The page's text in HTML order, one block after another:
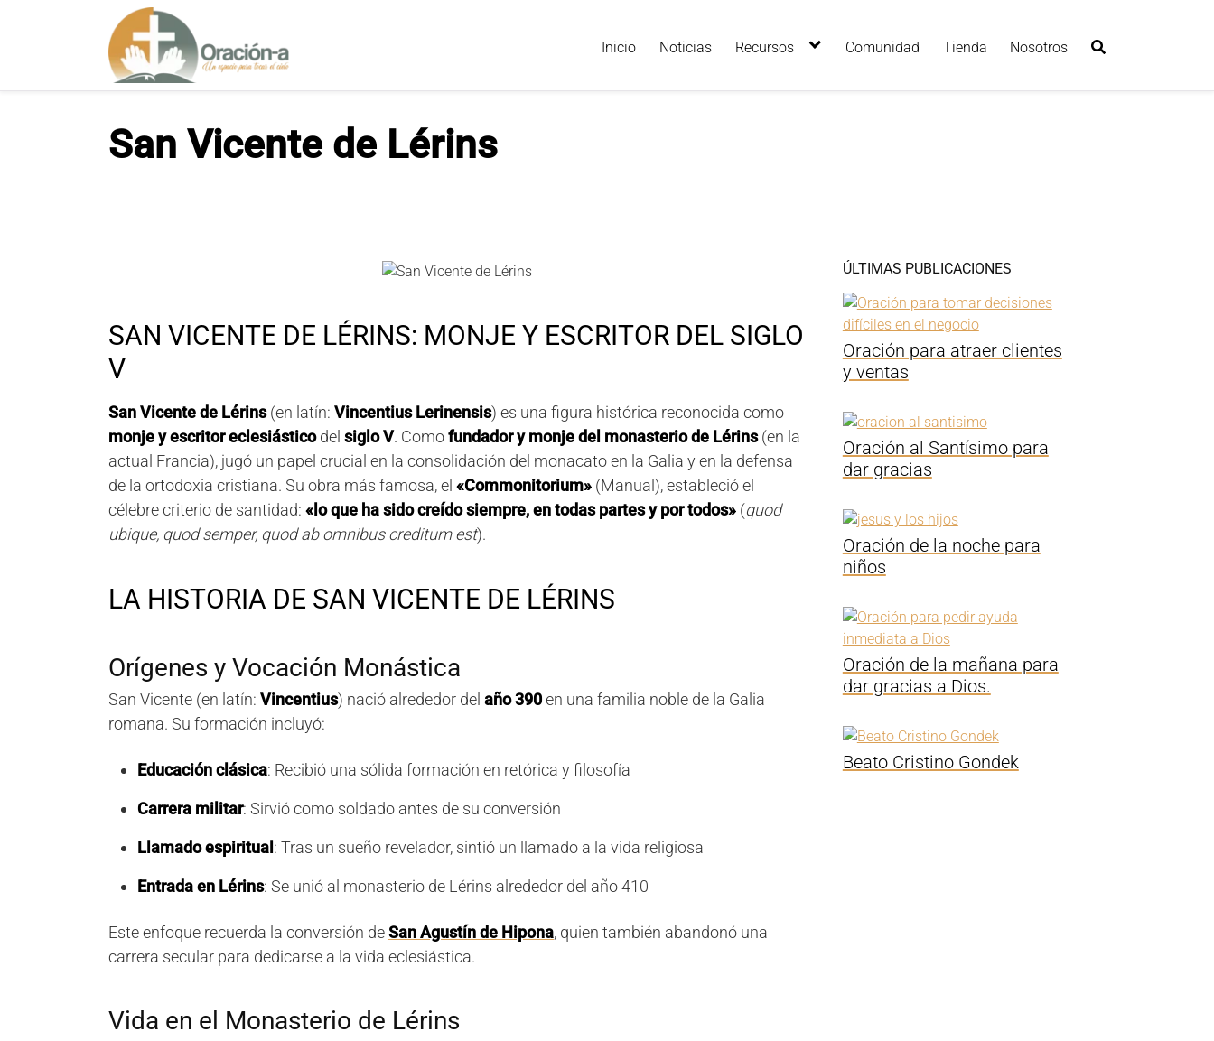
a
Inicio Noticias Recursos Comunidad Tienda Nosotros
San Vicente de Lérins
SAN VICENTE DE LÉRINS: MONJE Y ESCRITOR DEL SIGLO
V
San Vicente de Lérins(en latín: Vincentius Lerinensis) es una figura histórica reconocida como
monje y escritor eclesiásticodel siglo V. Comofundador y monje del monasterio de Lérins(en la
actual Francia), jugó un papel crucial en la consolidación del monacato en la Galia y en la defensa
de la ortodoxia cristiana. Su obra más famosa, el «Commonitorium» (Manual), estableció el
célebre criterio de santidad: «lo que ha sido creído siempre, en todas partes y por todos» (quod
ubique, quod semper, quod ab omnibus creditum est).
LA HISTORIA DE SAN VICENTE DE LÉRINS
Orígenes y Vocación Monástica
San Vicente (en latín: Vincentius) nació alrededor del año 390en una familia noble de la Galia
romana. Su formación incluyó:
Educación clásica: Recibió una sólida formación en retórica y filosofía
Carrera militar: Sirvió como soldado antes de su conversión
Llamado espiritual: Tras un sueño revelador, sintió un llamado a la vida religiosa
Entrada en Lérins: Se unió al monasterio de Lérins alrededor del año 410
Este enfoque recuerda la conversión deSan Agustín de Hipona, quien también abandonó una
carrera secular para dedicarse a la vida eclesiástica.
Vida en el Monasterio de Lérins
ÚLTIMAS PUBLICACIONES
Oración para atraer clientes
y ventas
Oración al Santísimo para
dar gracias
Oración de la noche para
niños
Oración de la mañana para
dar gracias a Dios.
Beato Cristino Gondek